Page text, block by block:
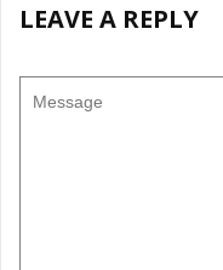
LEAVE A REPLY